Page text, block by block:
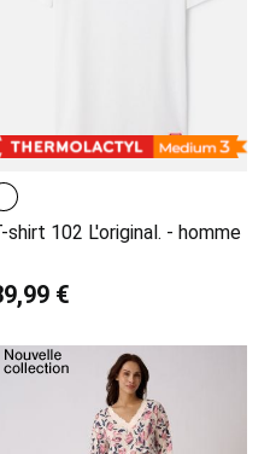
shirt 102 L'original. - homme
€